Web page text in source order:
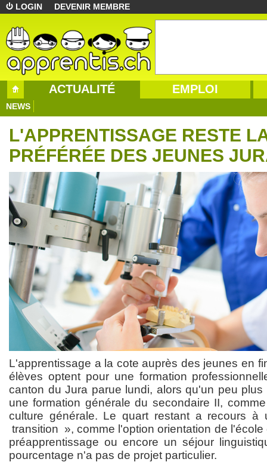
LOGIN DEVENIR MEMBRE
ACTUALITÉ EMPLOI
NEWS
L'APPRENTISSAGE RESTE
PRÉFÉRÉE DES JEUNES
L'apprentissage a la cote auprès des jeunes en
élèves optent pour une formation
canton du Jura parue lundi, alors qu'un peu
une formation générale du secondaire II,
culture générale. Le quart restant a recours
transition », comme l'option orientation de
préapprentissage ou encore un séjour
pourcentage n'a pas de projet particulier.